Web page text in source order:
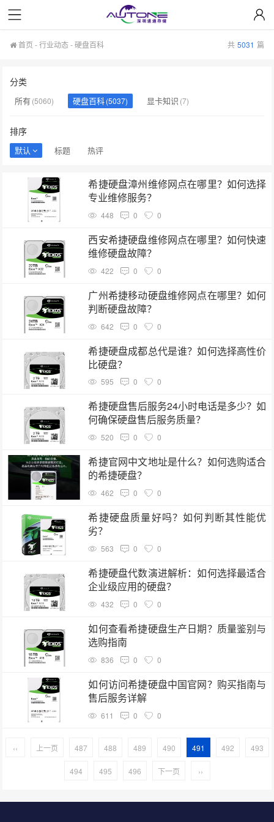
首页 -行业动态-硬盘百科 共 5031 篇
分类
所有(5060) 硬盘百科(5037) 显卡知识 (7)
排序
默认 标题 热评
希捷硬盘漳州维修网点在哪里？如何选择
专业维修服务？
448 0 0
西安希捷硬盘维修网点在哪里？如何快速
维修硬盘故障？
422 0 0
广州希捷移动硬盘维修网点在哪里？如何
判断硬盘故障？
642 0 0
希捷硬盘成都总代是谁？如何选择高性价
比硬盘？
595 0 0
希捷硬盘售后服务24小时电话是多少？如
何确保硬盘售后服务质量？
520 0 0
希捷官网中文地址是什么？如何选购适合
的希捷硬盘？
462 0 0
希捷硬盘质量好吗？如何判断其性能优
劣？
563 0 0
希捷硬盘代数演进解析：如何选择最适合
企业级应用的硬盘？
432 0 0
如何查看希捷硬盘生产日期？质量鉴别与
选购指南
836 0 0
如何访问希捷硬盘中国官网？购买指南与
售后服务详解
611 0 0
‹‹ 上一页 487 488 489 490 491 492 493
494 495 496 下一页 ››